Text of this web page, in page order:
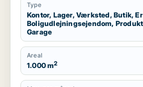
Type
Kontor, Lager, Værksted, Butik,
Boligudlejningsejendom,
Garage
Areal
1.000 m2